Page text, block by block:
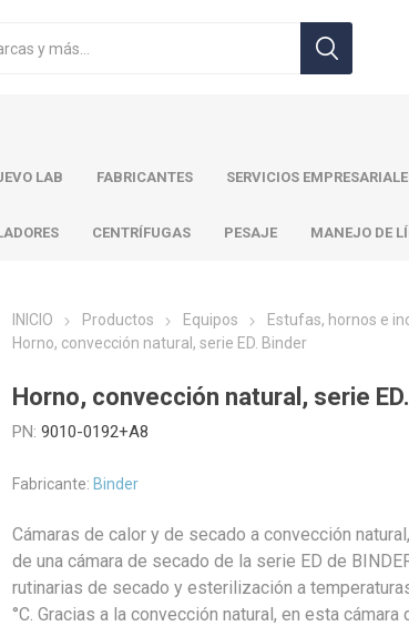
LAB FABRICANTES SERVICIOS
CENTRÍFUGAS PESAJE MANEJO DE
INICIO Productos Equipos
Estufas, hornos e
Horno, convección natural, serie ED. Binder
Horno, convección natural, serie
PN: 9010-0192+A8
Fabricante: Binder
Cámaras de calor y de secado a convección
de una cámara de secado de la serie ED de
rutinarias de secado y esterilización a
°C. Gracias a la convección natural, en esta